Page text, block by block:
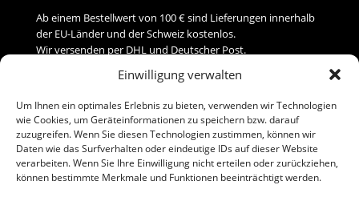
Einwilligung verwalten
Um Ihnen ein optimales Erlebnis zu bieten, verwenden wir Technologien
wie Cookies, um Geräteinformationen zu speichern bzw. darauf
zuzugreifen. Wenn Sie diesen Technologien zustimmen, können wir
Daten wie das Surfverhalten oder eindeutige IDs auf dieser Website
verarbeiten. Wenn Sie Ihre Einwilligung nicht erteilen oder zurückziehen,
können bestimmte Merkmale und Funktionen beeinträchtigt werden.
Ab einem Bestellwert von 100 € sind Lieferungen innerhalb
der EU-Länder und der Schweiz kostenlos.
Wir versenden per DHL und Deutscher Post.
Versand
Zahlung
Baumann Modellspielwaren